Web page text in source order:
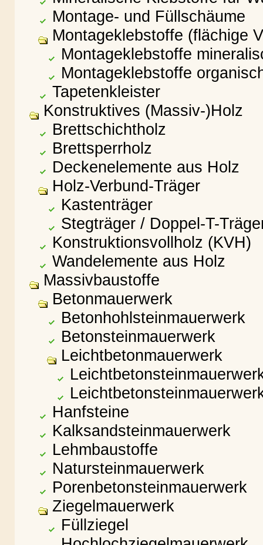
Montage- und Füllschäume
Montageklebstoffe (flächige
Montageklebstoffe
Montageklebstoffe
Tapetenkleister
Konstruktives (Massiv-)Holz
Brettschichtholz
Brettsperrholz
Deckenelemente aus Holz
Holz-Verbund-Träger
Kastenträger
Stegträger / Doppel-T-
Konstruktionsvollholz (KVH)
Wandelemente aus Holz
Massivbaustoffe
Betonmauerwerk
Betonhohlsteinmauerwerk
Betonsteinmauerwerk
Leichtbetonmauerwerk
Hanfsteine
Kalksandsteinmauerwerk
Lehmbaustoffe
Natursteinmauerwerk
Porenbetonsteinmauerwerk
Ziegelmauerwerk
Füllziegel